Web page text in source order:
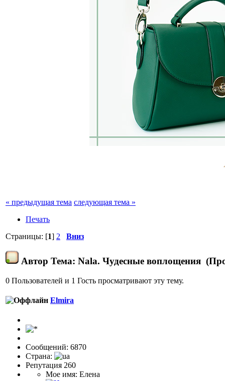
« предыдущая тема следующая тема »
Печать
Страницы: [1] 2 Вниз
Автор Тема: Nala. Чудесные воплощения
0 Пользователей и 1 Гость просматривают эту тему.
Elmira
Сообщений: 6870
Страна:
Репутация 260
Мое имя: Елена